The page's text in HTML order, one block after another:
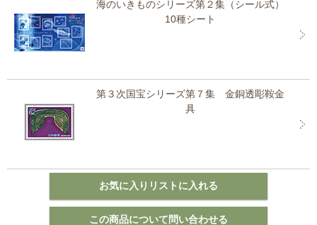
海のいきものシリーズ第２集（シール式）
10種シート
第３次国宝シリーズ第７集 金銅透彫鞍金
具